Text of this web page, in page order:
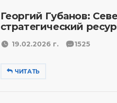
Георгий Губанов:
стратегический
19.02.2026 г. 1525
ЧИТАТЬ